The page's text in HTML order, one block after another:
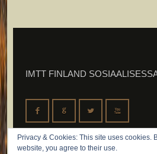
IMTT FINLAND
F G L X
Privacy & Cookies: This site uses cookies.
website, you agree to their use.